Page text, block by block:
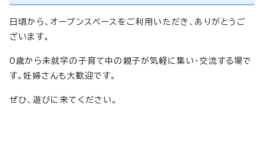
日頃から、オープンスペースをご利用いただき、ありがとうご
ざいます。
0歳から未就学の子育て中の親子が気軽に集い・交流する場で
す。妊婦さんも大歓迎です。
ぜひ、遊びに来てください。